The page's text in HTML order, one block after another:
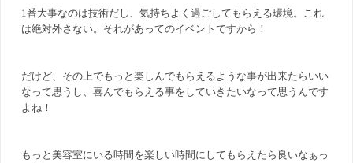
1番大事なのは技術だし、気持ちよく過ごしてもらえる環境。これ
は絶対外さない。それがあってのイベントですから！
だけど、その上でもっと楽しんでもらえるような事が出来たらいい
なって思うし、喜んでもらえる事をしていきたいなって思うんです
よね！
もっと美容室にいる時間を楽しい時間にしてもらえたら良いなぁっ